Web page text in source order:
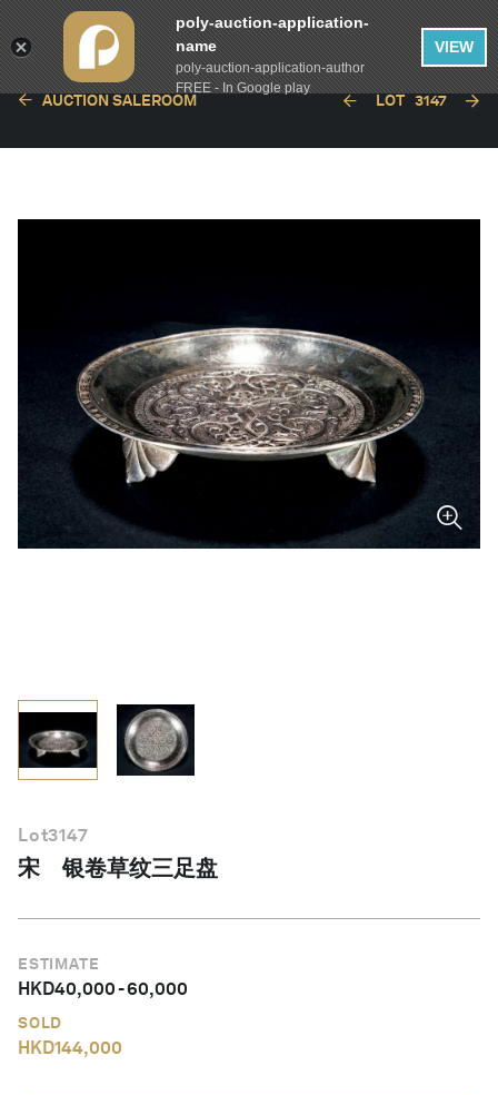
AUCTION SALEROOM LOT 3147
Lot3147
宋 银卷草纹三足盘
ESTIMATE
HKD40,000-60,000
SOLD
HKD144,000
poly-auction-application-
name
poly-auction-application-author
FREE - In Google play
VIEW